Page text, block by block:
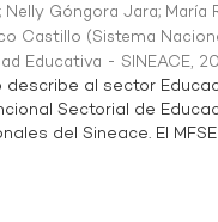
; Nelly Góngora Jara; María
Castillo (Sistema
Educativa - SINEACE,
al sector
Sectorial de
del Sineace. El MFSE